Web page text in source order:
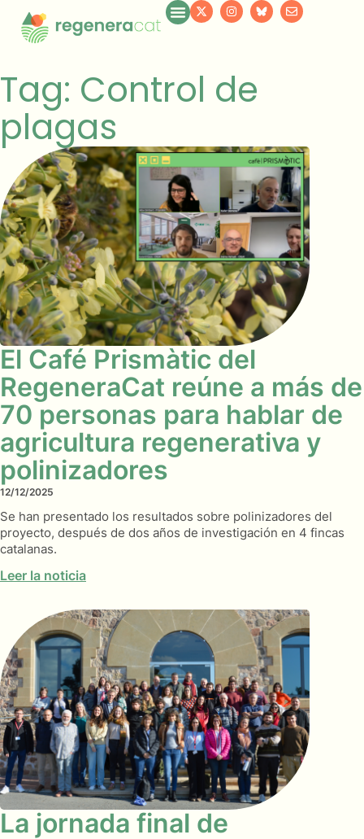
Tag: Control de
plagas
El Café Prismàtic del
RegeneraCat reúne a más de
70 personas para hablar de
agricultura regenerativa y
polinizadores
12/12/2025
Se han presentado los resultados sobre polinizadores del
proyecto, después de dos años de investigación en 4 fincas
catalanas.
Leer la noticia
La jornada final de